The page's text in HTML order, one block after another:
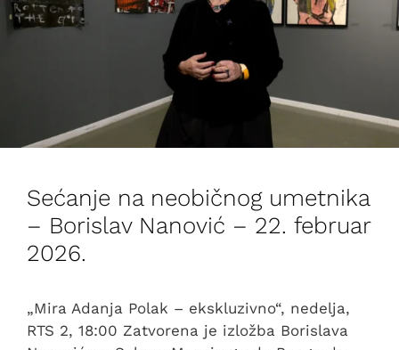
Sećanje na neobičnog umetnika
– Borislav Nanović – 22. februar
2026.
„Mira Adanja Polak – ekskluzivno“, nedelja,
RTS 2, 18:00 Zatvorena je izložba Borislava